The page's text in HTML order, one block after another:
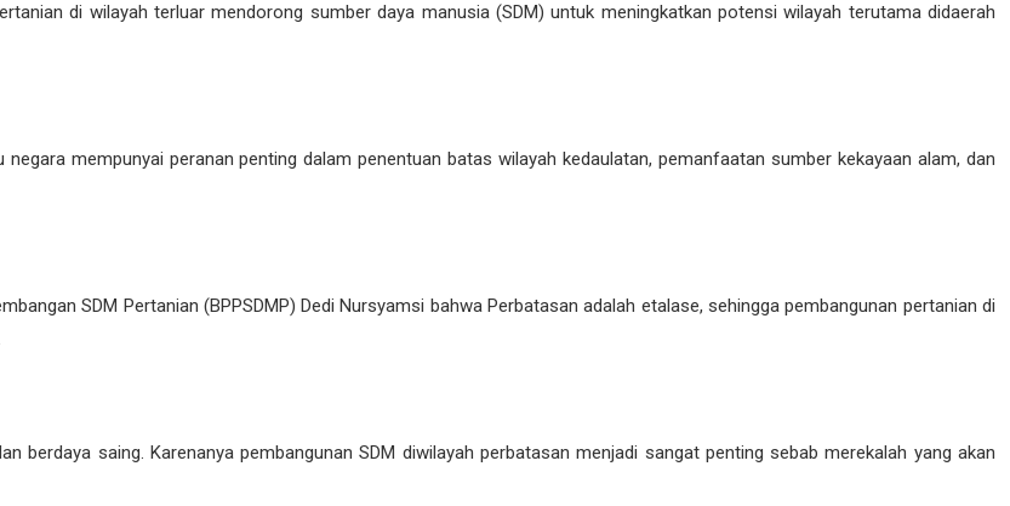
di wilayah terluar mendorong sumber daya manusia (SDM) untuk meningkatkan potensi wilayah terutama didaerah
mempunyai peranan penting dalam penentuan batas wilayah kedaulatan, pemanfaatan sumber kekayaan alam, dan
SDM Pertanian (BPPSDMP) Dedi Nursyamsi bahwa Perbatasan adalah etalase, sehingga pembangunan pertanian di
berdaya saing. Karenanya pembangunan SDM diwilayah perbatasan menjadi sangat penting sebab merekalah yang akan